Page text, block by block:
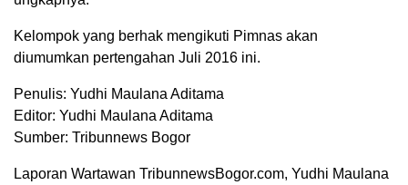
Kelompok yang berhak mengikuti Pimnas akan
diumumkan pertengahan Juli 2016 ini.
Penulis: Yudhi Maulana Aditama
Editor: Yudhi Maulana Aditama
Sumber: Tribunnews Bogor
Laporan Wartawan TribunnewsBogor.com, Yudhi Maulana